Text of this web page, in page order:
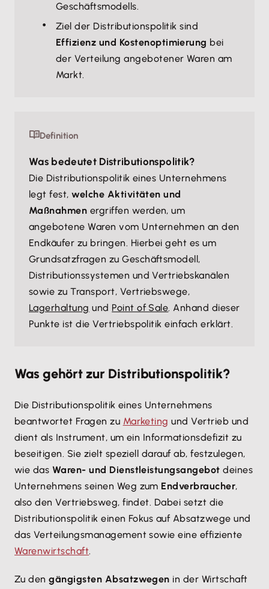
Geschäftsmodells.
Ziel der Distributionspolitik sind
Effizienz und Kostenoptimierung bei
der Verteilung angebotener Waren am
Markt.
Definition
Was bedeutet Distributionspolitik?
Die Distributionspolitik eines Unternehmens
legt fest,welche Aktivitäten und
Maßnahmen ergriffen werden, um
angebotene Waren vom Unternehmen an den
Endkäufer zu bringen. Hierbei geht es um
Grundsatzfragen zu Geschäftsmodell,
Distributionssystemen und Vertriebskanälen
sowie zu Transport, Vertriebswege,
Lagerhaltung und Point of Sale. Anhand dieser
Punkte ist die Vertriebspolitik einfach erklärt.
Was gehört zur Distributionspolitik?
Die Distributionspolitik eines Unternehmens
beantwortet Fragen zu Marketing und Vertrieb und
dient als Instrument, um ein Informationsdefizit zu
beseitigen. Sie zielt speziell darauf ab, festzulegen,
wie das Waren- und Dienstleistungsangebot deines
Unternehmens seinen Weg zum Endverbraucher,
also den Vertriebsweg, findet. Dabei setzt die
Distributionspolitik einen Fokus auf Absatzwege und
das Verteilungsmanagement sowie eine effiziente
Warenwirtschaft.
Zu dengängigsten Absatzwegen in der Wirtschaft